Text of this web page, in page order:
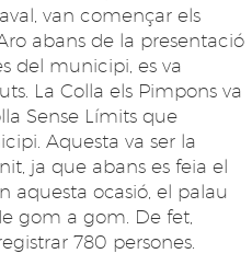
van començar els
abans de la presentació
del municipi, es va
La Colla els Pimpons va
Sense Límits que
Aquesta va ser la
ja que abans es feia el
aquesta ocasió, el palau
gom a gom. De fet,
780 persones.